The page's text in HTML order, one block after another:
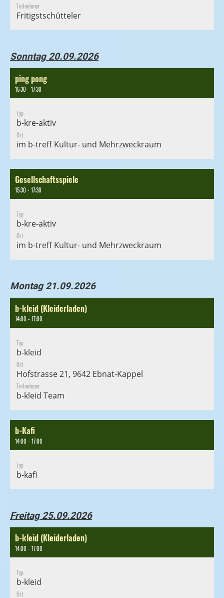
Teilnehmer
Fritigstschütteler
Sonntag 20.09.2026
ping pong
15:30 - 17:30
Typ
b-kre-aktiv
Ort
im b-treff Kultur- und Mehrzweckraum
Gesellschaftsspiele
15:30 - 17:30
Typ
b-kre-aktiv
Ort
im b-treff Kultur- und Mehrzweckraum
Montag 21.09.2026
b-kleid (Kleiderladen)
14:00 - 17:00
Typ
b-kleid
Ort
Hofstrasse 21, 9642 Ebnat-Kappel
Teilnehmer
b-kleid Team
b-Kafi
14:00 - 17:00
Typ
b-kafi
Freitag 25.09.2026
b-kleid (Kleiderladen)
14:00 - 17:00
Typ
b-kleid
Ort